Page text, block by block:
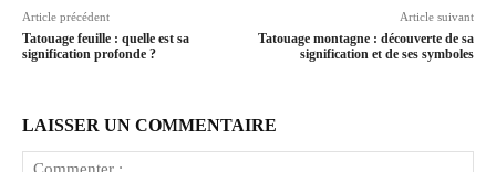
Article précédent
Tatouage feuille : quelle est sa
signification profonde ?
Article suivant
Tatouage montagne : découverte de sa
signification et de ses symboles
LAISSER UN COMMENTAIRE